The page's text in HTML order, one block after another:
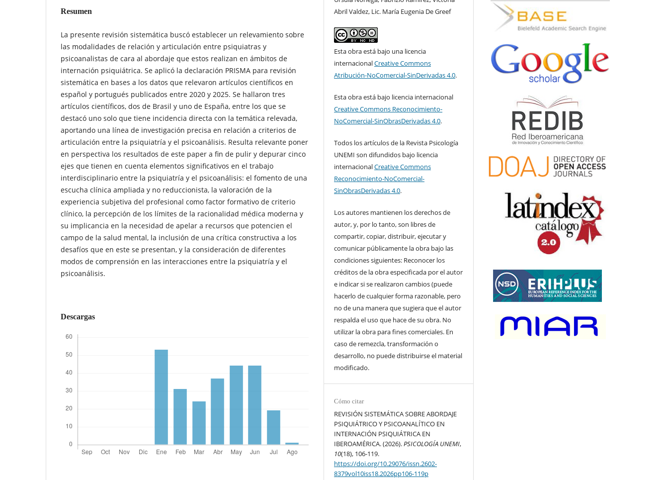
Resumen
La presente revisión sistemática buscó establecer un relevamiento sobre
las modalidades de relación y articulación entre psiquiatras y
psicoanalistas de cara al abordaje que estos realizan en ámbitos de
internación psiquiátrica. Se aplicó la declaración PRISMA para revisión
sistemática en bases a los datos que relevaron artículos científicos en
español y portugués publicados entre 2020 y 2025. Se hallaron tres
artículos científicos, dos de Brasil y uno de España, entre los que se
destacó uno solo que tiene incidencia directa con la temática relevada,
aportando una línea de investigación precisa en relación a criterios de
articulación entre la psiquiatría y el psicoanálisis. Resulta relevante poner
en perspectiva los resultados de este paper a fin de pulir y depurar cinco
ejes que tienen en cuenta elementos significativos en el trabajo
interdisciplinario entre la psiquiatría y el psicoanálisis: el fomento de una
escucha clínica ampliada y no reduccionista, la valoración de la
experiencia subjetiva del profesional como factor formativo de criterio
clínico, la percepción de los límites de la racionalidad médica moderna y
su implicancia en la necesidad de apelar a recursos que potencien el
campo de la salud mental, la inclusión de una crítica constructiva a los
desafíos que en este se presentan, y la consideración de diferentes
modos de comprensión en las interacciones entre la psiquiatría y el
psicoanálisis.
Descargas
Abril Valdez, Lic. María Eugenia De Greef
Esta obra está bajo una licencia
internacionalCreative Commons
Atribución-NoComercial-SinDerivadas 4.0.
Esta obra está bajo licencia internacional
Creative Commons Reconocimiento-
NoComercial-SinObrasDerivadas 4.0.
Todos los artículos de la Revista Psicología
UNEMI son difundidos bajo licencia
internacionalCreative Commons
Reconocimiento-NoComercial-
SinObrasDerivadas 4.0.
Los autores mantienen los derechos de
autor, y, por lo tanto, son libres de
compartir, copiar, distribuir, ejecutar y
comunicar públicamente la obra bajo las
condiciones siguientes: Reconocer los
créditos de la obra especificada por el autor
e indicar si se realizaron cambios (puede
hacerlo de cualquier forma razonable, pero
no de una manera que sugiera que el autor
respalda el uso que hace de su obra. No
utilizar la obra para fines comerciales. En
caso de remezcla, transformación o
desarrollo, no puede distribuirse el material
modificado.
Cómo citar
REVISIÓN SISTEMÁTICA SOBRE ABORDAJE
PSIQUIÁTRICO Y PSICOANALÍTICO EN
INTERNACIÓN PSIQUIÁTRICA EN
IBEROAMÉRICA. (2026).PSICOLOGÍA UNEMI,
10(18), 106-119.
https://doi.org/10.29076/issn.2602-
8379vol10iss18.2026pp106-119p